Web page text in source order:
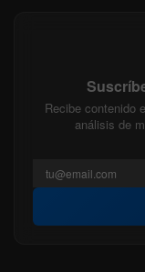
Recibe contenido
análisis de